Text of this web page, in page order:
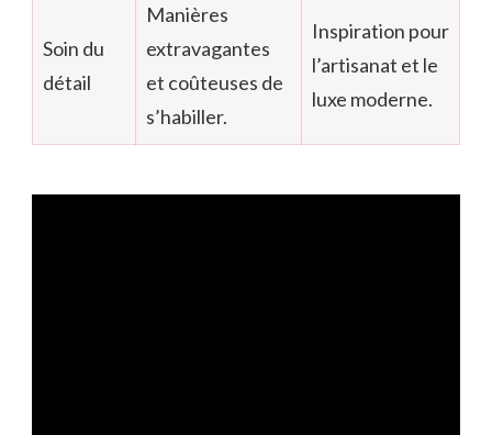
Soin du
détail
Manières
extravagantes
et coûteuses de
s’habiller.
Inspiration pour
l’artisanat et le
luxe moderne.